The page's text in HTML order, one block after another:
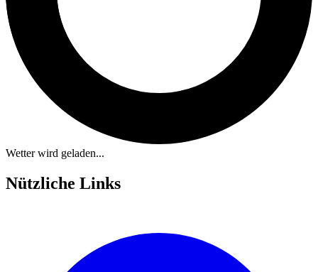
Wetter wird geladen...
Nützliche Links